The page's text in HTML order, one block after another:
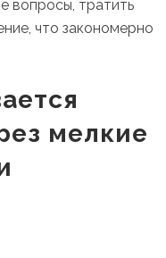
вопросы, тратить
что закономерно
мелкие